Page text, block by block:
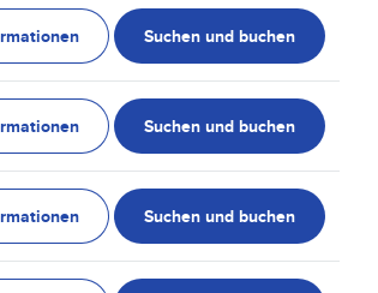
Suchen und buchen
Suchen und buchen
Suchen und buchen